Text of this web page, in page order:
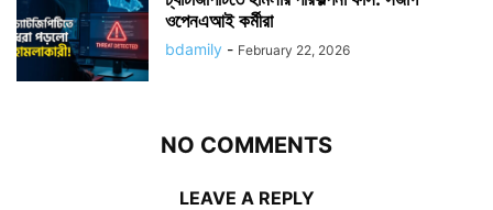
ওপেনএআই কর্মীরা
bdamily - February 22, 2026
NO COMMENTS
LEAVE A REPLY